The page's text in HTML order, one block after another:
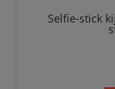
Selfie-stick